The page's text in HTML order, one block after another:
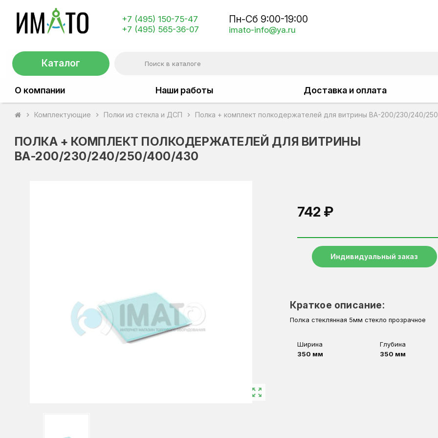
+7 (495) 150-75-47
+7 (495) 565-36-07
Пн-Сб 9:00-19:00
imato-info@ya.ru
Каталог
О компании Наши работы Доставка и оплата
chevron_right Комплектующие chevron_right Полки из стекла и ДСП chevron_right Полка + комплект полкодержателей для витрины ВА-200/230/240/
ПОЛКА + КОМПЛЕКТ ПОЛКОДЕРЖАТЕЛЕЙ ДЛЯ ВИТРИНЫ
ВА-200/230/240/250/400/430
zoom_out_map
742 ₽
Индивидуальный заказ
Краткое описание:
Полка стеклянная 5мм стекло прозрачное
Ширина
350 мм
Глубина
350 мм